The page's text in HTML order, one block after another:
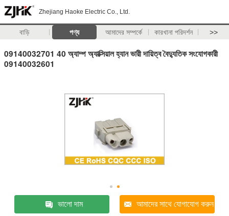
Zhejiang Haoke Electric Co., Ltd.
বাড়ি পণ্য আমাদের সম্পর্কে কারখানা পরিদর্শন >>
09140032701 40 অ্যাম্প অ্যাক্সিয়াল হ্যান ভারী দায়িত্ব বৈদ্যুতিক সংযোগকারী
09140032601
ভালো দাম আমাদের সাথে যোগাযোগ করুন